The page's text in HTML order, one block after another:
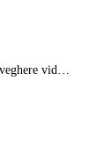
Camera de supraveghere video IP PT 4MP cu lumina alba 30M si lentila fixa Hikvision DS-2DE2C400SCG-E F1